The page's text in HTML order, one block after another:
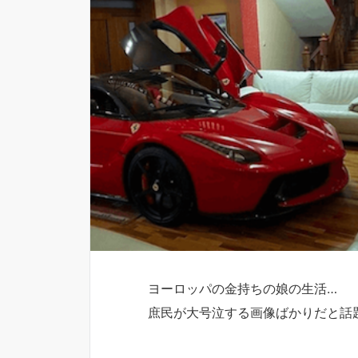
ヨーロッパの金持ちの娘の生活…
庶民が大号泣する画像ばかりだと